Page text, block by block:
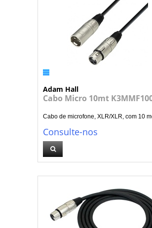
Adam Hall
Cabo Micro 10mt
Cabo de microfone, XLR/XLR, com 10
Consulte-nos